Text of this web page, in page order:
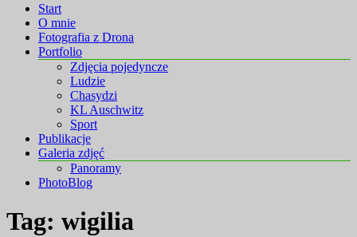
Start
O mnie
Fotografia z Drona
Portfolio
Zdjęcia pojedyncze
Ludzie
Chasydzi
KL Auschwitz
Sport
Publikacje
Galeria zdjęć
Panoramy
PhotoBlog
Tag: wigilia